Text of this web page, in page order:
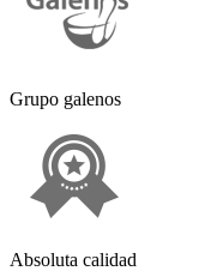
Grupo galenos
Absoluta calidad